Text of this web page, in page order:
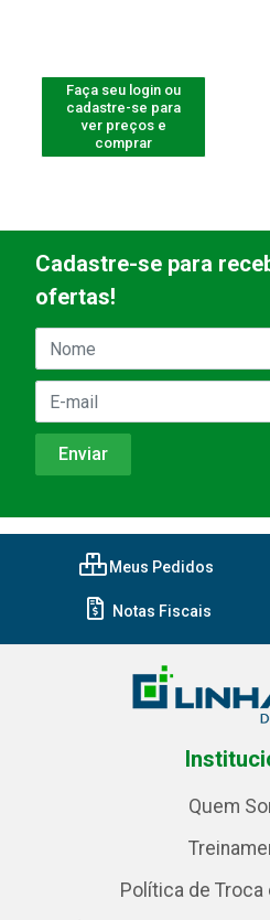
Faça seu login ou
cadastre-se para
ver preços e
comprar
Cadastre-se para
ofertas!
Meus Pedidos
Notas Fiscais
Quem
Política de Troca